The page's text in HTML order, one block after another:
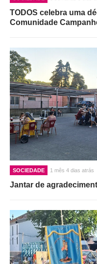
TODOS celebra uma
Comunidade
SOCIEDADE 1 mês 4 dias atrás
Jantar de